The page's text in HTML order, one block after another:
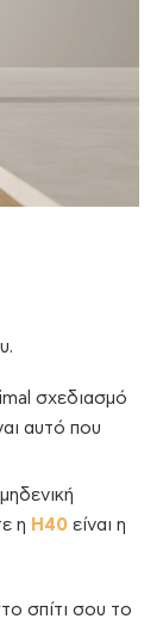
σχεδιασμό
αυτό που
η H40 είναι η
σπίτι σου το